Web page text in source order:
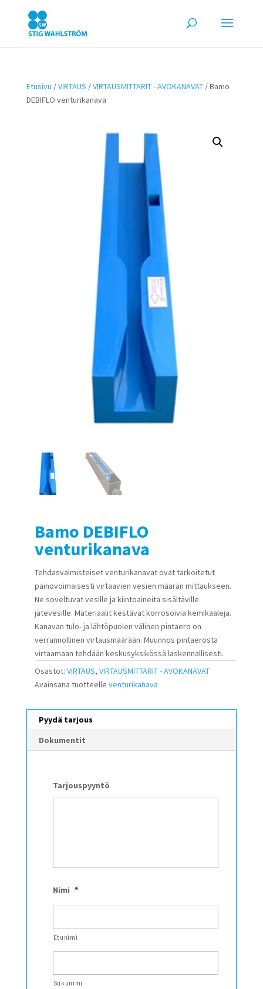
Etusivu /VIRTAUS /VIRTAUSMITTARIT - AVOKANAVAT/ Bamo
DEBIFLO venturikanava
Bamo DEBIFLO
venturikanava
Tehdasvalmisteiset venturikanavat ovat tarkoitetut
painovoimaisesti virtaavien vesien määrän mittaukseen.
Ne soveltuvat vesille ja kiintoaineita sisältäville
jätevesille. Materiaalit kestävät korrosoivia kemikaaleja.
Kanavan tulo- ja lähtöpuolen välinen pintaero on
verrannollinen virtausmäärään. Muunnos pintaerosta
virtaamaan tehdään keskusyksikössä laskennallisesti.
Osastot: VIRTAUS, VIRTAUSMITTARIT - AVOKANAVAT
Avainsana tuotteelle venturikanava
Pyydä tarjous
Dokumentit
Tarjouspyyntö
Nimi *
Etunimi
Sukunimi